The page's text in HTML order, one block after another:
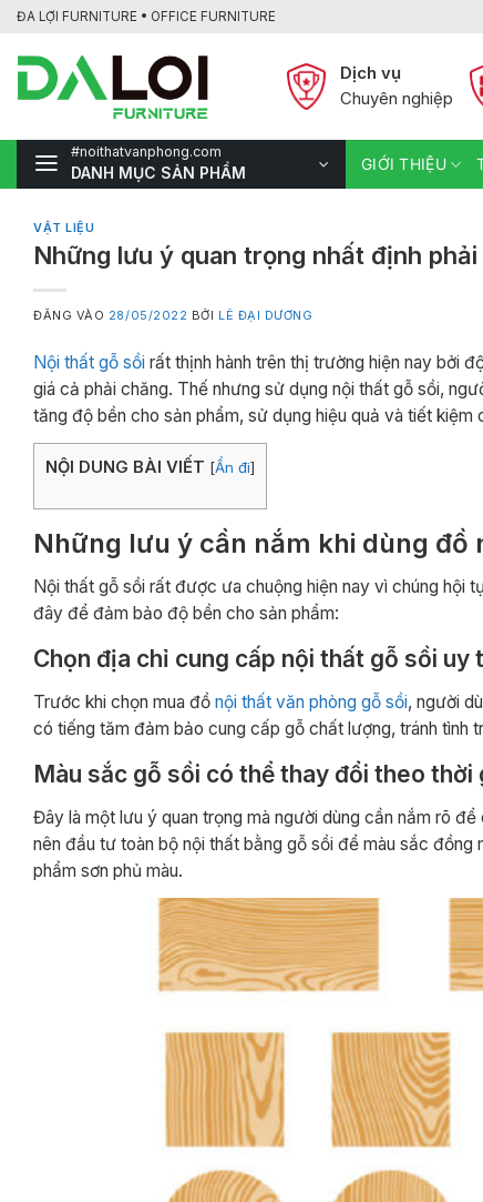
Bỏ
nội
dung
ĐA LỢI FURNITURE • OFFICE FURNITURE
Dịch vụ
Chuyên nghiệp
#noithatvanphong.com
DANH MỤC SẢN PHẨM GIỚI THIỆU
VẬT LIỆU
Những lưu ý quan trọng nhất định
ĐĂNG VÀO 28/05/2022 BỞI LÊ ĐẠI DƯƠNG
Nội thất gỗ sồi rất thịnh hành trên thị trường hiện nay bởi
giá cả phải chăng. Thế nhưng sử dụng nội thất gỗ sồi,
tăng độ bền cho sản phẩm, sử dụng hiệu quả và tiết kiệm
NỘI DUNG BÀI VIẾT [Ẩn đi]
Những lưu ý cần nắm khi dùng đồ
Nội thất gỗ sồi rất được ưa chuộng hiện nay vì chúng hội
đây để đảm bảo độ bền cho sản phẩm:
Chọn địa chỉ cung cấp nội thất gỗ sồi uy
Trước khi chọn mua đồ nội thất văn phòng gỗ sồi, người
có tiếng tăm đảm bảo cung cấp gỗ chất lượng, tránh tình
Màu sắc gỗ sồi có thể thay đổi theo thời
Đây là một lưu ý quan trọng mà người dùng cần nắm rõ
nên đầu tư toàn bộ nội thất bằng gỗ sồi để màu sắc đồng
phẩm sơn phủ màu.